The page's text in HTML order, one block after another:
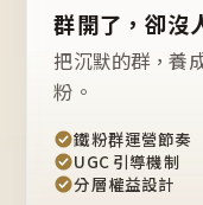
群開了，卻沒
把沉默的群，養
粉。
鐵粉群運營節奏
UGC 引導機制
分層權益設計